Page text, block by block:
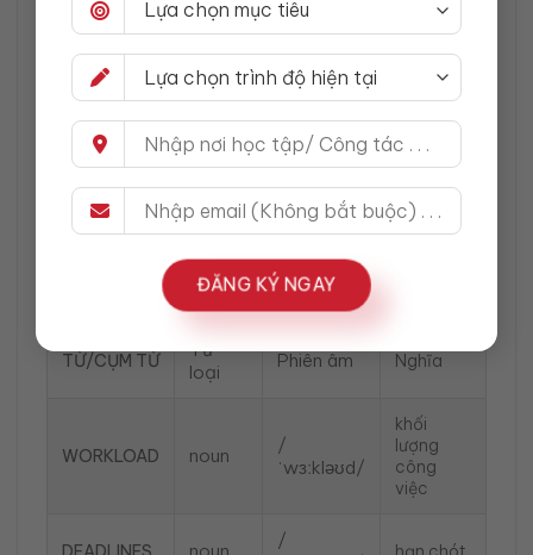
ĐĂNG KÝ NGAY
get promoted. Technology can make the
problem worse because people may receive
work messages even after office hours. For
example, some workers still answer emails at
night or during weekends. Because of these
pressures, it becomes harder for people to
protect their personal time, family life and free
time.
Từ vựng nổi bật:
TỪ/CỤM TỪ
Từ
loại
Phiên âm Nghĩa
WORKLOAD noun
/
ˈwɜːkləʊd/
khối
lượng
công
việc
/